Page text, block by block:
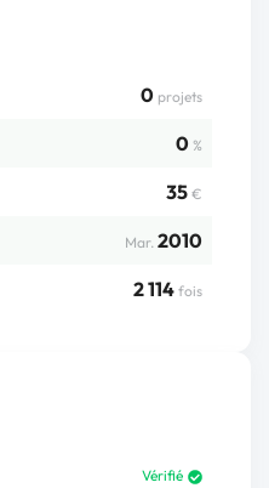
0 projets
0 %
35 €
Mar. 2010
2 114 fois
Vérifié